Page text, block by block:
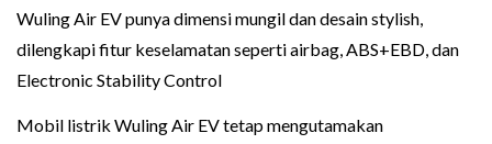
Wuling Air EV punya dimensi mungil dan desain stylish,
dilengkapi fitur keselamatan seperti airbag, ABS+EBD, dan
Electronic Stability Control
Mobil listrik Wuling Air EV tetap mengutamakan